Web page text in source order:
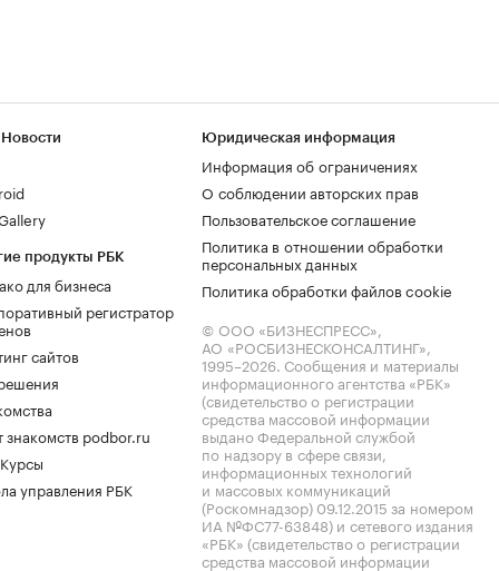
продукты РБК
для бизнеса
регистратор
сайтов
знакомств podbor.ru
управления РБК
Юридическая информация
Информация об ограничениях
О соблюдении авторских прав
Пользовательское соглашение
Политика в отношении обработки
персональных данных
Политика обработки файлов cookie
© ООО «БИЗНЕСПРЕСС»,
АО «РОСБИЗНЕСКОНСАЛТИНГ»,
1995–2026. Сообщения и материалы
информационного агентства «РБК»
(свидетельство о регистрации
средства массовой информации
выдано Федеральной службой
по надзору в сфере связи,
информационных технологий
и массовых коммуникаций
(Роскомнадзор) 09.12.2015 за номером
ИА №ФС77-63848) и сетевого издания
«РБК» (свидетельство о регистрации
средства массовой информации